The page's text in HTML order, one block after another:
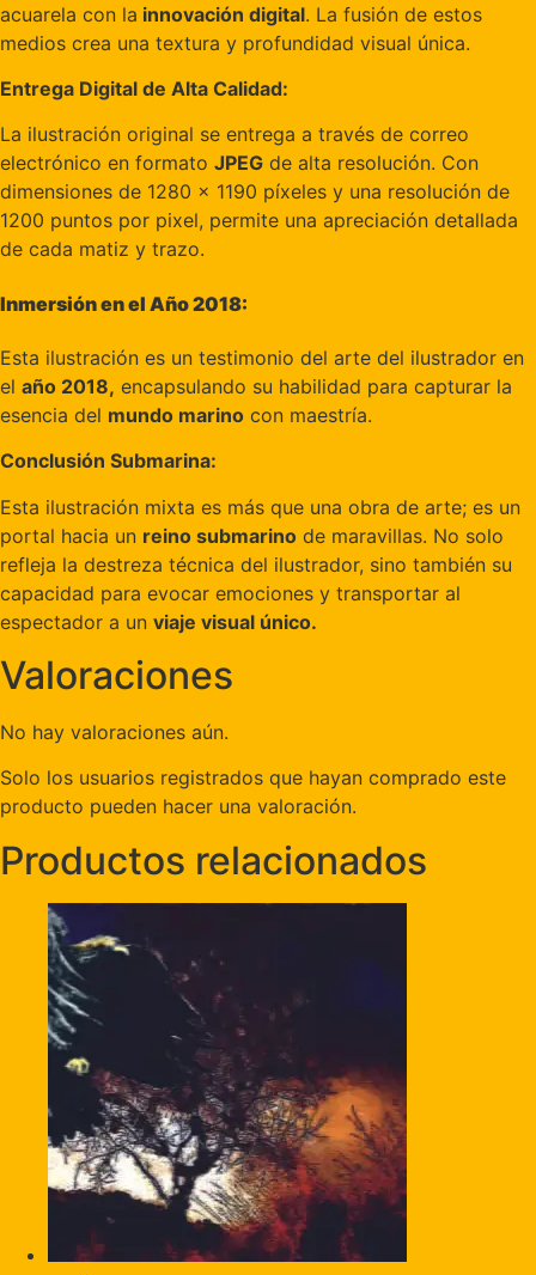
acuarela con la innovación digital. La fusión de estos
medios crea una textura y profundidad visual única.
Entrega Digital de Alta Calidad:
La ilustración original se entrega a través de correo
electrónico en formato JPEG de alta resolución. Con
dimensiones de 1280 x 1190 píxeles y una resolución de
1200 puntos por pixel, permite una apreciación detallada
de cada matiz y trazo.
Inmersión en el Año 2018:
Esta ilustración es un testimonio del arte del ilustrador en
el año 2018, encapsulando su habilidad para capturar la
esencia del mundo marino con maestría.
Conclusión Submarina:
Esta ilustración mixta es más que una obra de arte; es un
portal hacia un reino submarino de maravillas. No solo
refleja la destreza técnica del ilustrador, sino también su
capacidad para evocar emociones y transportar al
espectador a un viaje visual único.
Valoraciones
No hay valoraciones aún.
Solo los usuarios registrados que hayan comprado este
producto pueden hacer una valoración.
Productos relacionados